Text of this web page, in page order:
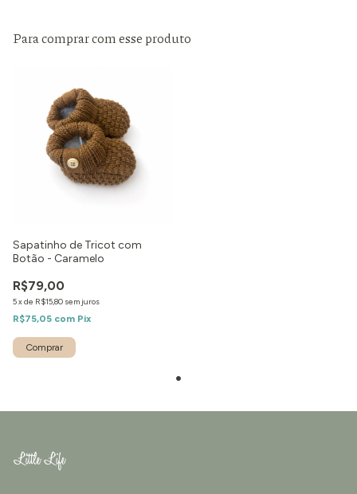
Para comprar com esse produto
Sapatinho de Tricot com
Botão - Caramelo
R$79,00
5xde R$15,80 sem juros
R$75,05 com Pix